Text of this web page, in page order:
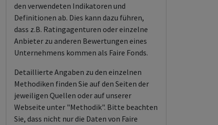
den verwendeten Indikatoren und
Definitionen ab. Dies kann dazu führen,
dass z.B. Ratingagenturen oder einzelne
Anbieter zu anderen Bewertungen eines
Unternehmens kommen als Faire Fonds.
Detaillierte Angaben zu den einzelnen
Methodiken finden Sie auf den Seiten der
jeweiligen Quellen oder auf unserer
Webseite unter "Methodik". Bitte beachten
Sie, dass nicht nur die Daten von Faire